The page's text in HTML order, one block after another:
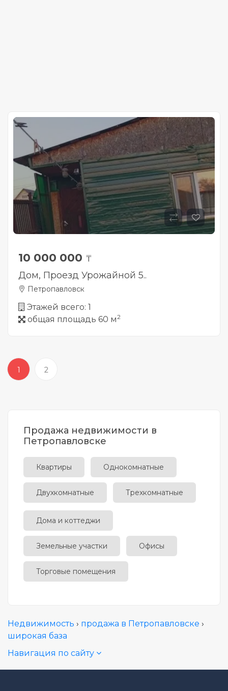
10 000 000 ₸
Дом, Проезд Урожайной 5..
Петропавловск
Этажей всего: 1
общая площадь 60 м2
1 2
Продажа недвижимости в
Петропавловске
Квартиры Однокомнатные
Двухкомнатные Трехкомнатные
Дома и коттеджи
Земельные участки Офисы
Торговые помещения
Недвижимость › продажа в Петропавловске ›
широкая база
Навигация по сайту